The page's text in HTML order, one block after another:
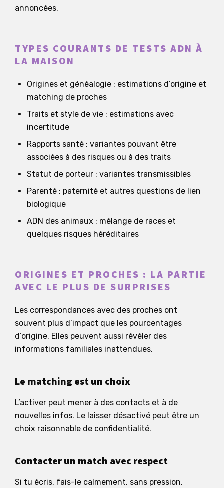
annoncées.
TYPES COURANTS DE TESTS ADN À
LA MAISON
Origines et généalogie : estimations d’origine et
matching de proches
Traits et style de vie : estimations avec
incertitude
Rapports santé : variantes pouvant être
associées à des risques ou à des traits
Statut de porteur : variantes transmissibles
Parenté : paternité et autres questions de lien
biologique
ADN des animaux : mélange de races et
quelques risques héréditaires
ORIGINES ET PROCHES : LA PARTIE
AVEC LE PLUS DE SURPRISES
Les correspondances avec des proches ont
souvent plus d’impact que les pourcentages
d’origine. Elles peuvent aussi révéler des
informations familiales inattendues.
Le matching est un choix
L’activer peut mener à des contacts et à de
nouvelles infos. Le laisser désactivé peut être un
choix raisonnable de confidentialité.
Contacter un match avec respect
Si tu écris, fais-le calmement, sans pression.